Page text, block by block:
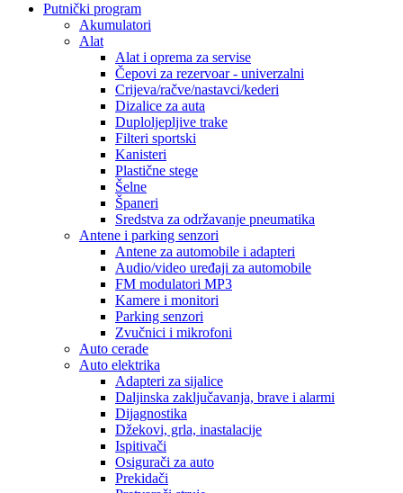
Putnički program
Akumulatori
Alat
Alat i oprema za servise
Čepovi za rezervoar - univerzalni
Crijeva/račve/nastavci/kederi
Dizalice za auta
Duploljepljive trake
Filteri sportski
Kanisteri
Plastične stege
Šelne
Španeri
Sredstva za održavanje pneumatika
Antene i parking senzori
Antene za automobile i adapteri
Audio/video uređaji za automobile
FM modulatori MP3
Kamere i monitori
Parking senzori
Zvučnici i mikrofoni
Auto cerade
Auto elektrika
Adapteri za sijalice
Daljinska zaključavanja, brave i alarmi
Dijagnostika
Džekovi, grla, inastalacije
Ispitivači
Osigurači za auto
Prekidači